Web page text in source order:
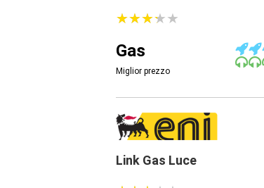
★★★★★
★★★★★
Gas
Miglior prezzo
Link Gas Luce